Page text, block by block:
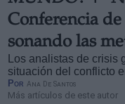
Conferencia
sonando las
Los analistas de
situación del conflicto
Por Ana De Santos
Más artículos de este autor